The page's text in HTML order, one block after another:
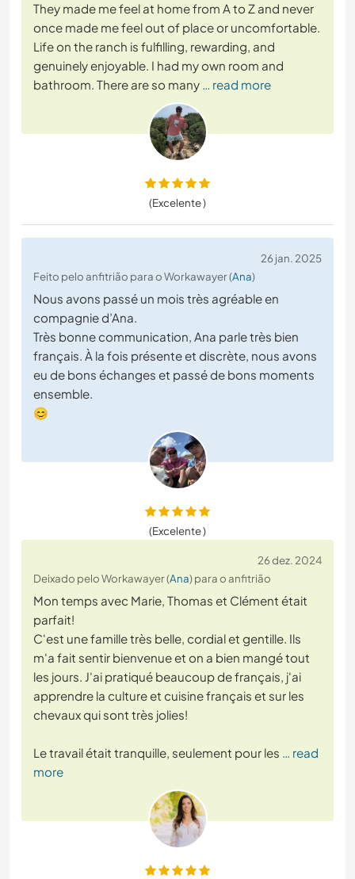
They made me feel at home from A to Z and never
once made me feel out of place or uncomfortable.
Life on the ranch is fulfilling, rewarding, and
genuinely enjoyable. I had my own room and
bathroom. There are so many … read more
(Excelente )
26 jan. 2025
Feito pelo anfitrião para o Workawayer (Ana)
Nous avons passé un mois très agréable en
compagnie d’Ana.
Très bonne communication, Ana parle très bien
français. À la fois présente et discrète, nous avons
eu de bons échanges et passé de bons moments
ensemble.
😊
(Excelente )
26 dez. 2024
Deixado pelo Workawayer (Ana) para o anfitrião
Mon temps avec Marie, Thomas et Clément était
parfait!
C'est une famille très belle, cordial et gentille. Ils
m'a fait sentir bienvenue et on a bien mangé tout
les jours. J'ai pratiqué beaucoup de français, j'ai
apprendre la culture et cuisine français et sur les
chevaux qui sont très jolies!
Le travail était tranquille, seulement pour les … read
more